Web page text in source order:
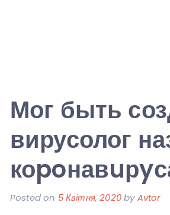
Мог быть
вирусолог
Posted on 5 Квітня, 2020byAvtor